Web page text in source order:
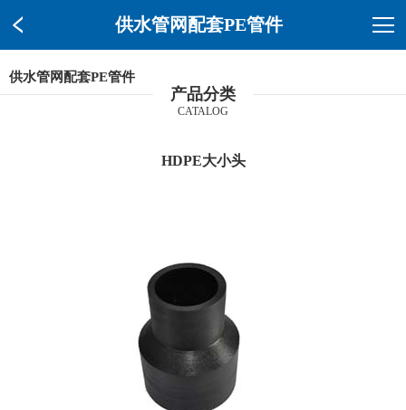
供水管网配套PE管件
供水管网配套PE管件
产品分类
CATALOG
HDPE大小头